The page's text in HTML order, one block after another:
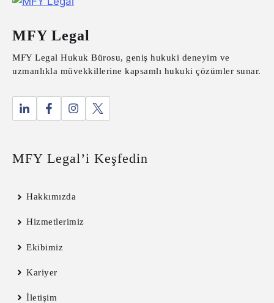
MFY Legal
MFY Legal Hukuk Bürosu, geniş hukuki deneyim ve
uzmanlıkla müvekkillerine kapsamlı hukuki çözümler sunar.
MFY Legal’i Keşfedin
Hakkımızda
Hizmetlerimiz
Ekibimiz
Kariyer
İletişim